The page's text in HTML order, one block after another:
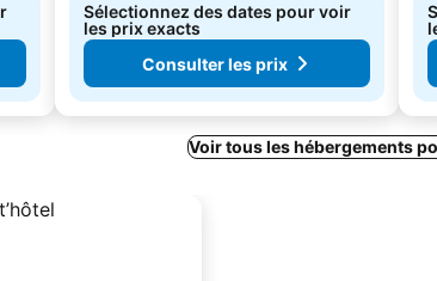
Sélectionnez des dates pour voir
les prix exacts
Consulter les prix
Voir tous les hébergements